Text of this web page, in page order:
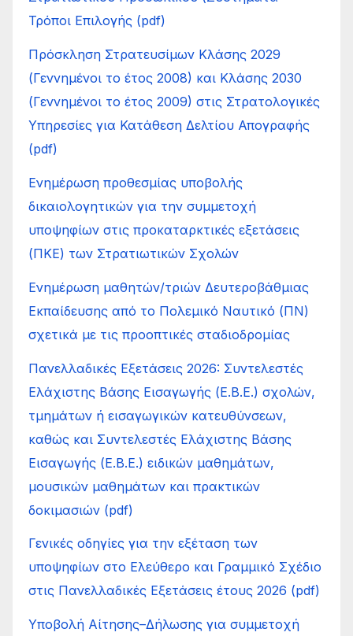
Τρόποι Επιλογής (pdf)
Πρόσκληση Στρατευσίμων Κλάσης 2029
(Γεννημένοι το έτος 2008) και Κλάσης 2030
(Γεννημένοι το έτος 2009) στις Στρατολογικές
Υπηρεσίες για Κατάθεση Δελτίου Απογραφής
(pdf)
Ενημέρωση προθεσμίας υποβολής
δικαιολογητικών για την συμμετοχή
υποψηφίων στις προκαταρκτικές εξετάσεις
(ΠΚΕ) των Στρατιωτικών Σχολών
Ενημέρωση μαθητών/τριών Δευτεροβάθμιας
Εκπαίδευσης από το Πολεμικό Ναυτικό (ΠΝ)
σχετικά με τις προοπτικές σταδιοδρομίας
Πανελλαδικές Εξετάσεις 2026: Συντελεστές
Ελάχιστης Βάσης Εισαγωγής (Ε.Β.Ε.) σχολών,
τμημάτων ή εισαγωγικών κατευθύνσεων,
καθώς και Συντελεστές Ελάχιστης Βάσης
Εισαγωγής (Ε.Β.Ε.) ειδικών μαθημάτων,
μουσικών μαθημάτων και πρακτικών
δοκιμασιών (pdf)
Γενικές οδηγίες για την εξέταση των
υποψηφίων στο Ελεύθερο και Γραμμικό Σχέδιο
στις Πανελλαδικές Εξετάσεις έτους 2026 (pdf)
Υποβολή Αίτησης–Δήλωσης για συμμετοχή